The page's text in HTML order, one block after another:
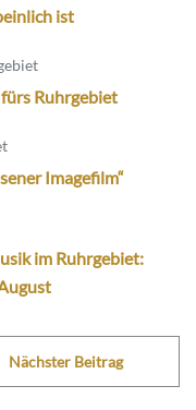
ist
Ruhrgebiet
Imagefilm“
im Ruhrgebiet:
Nächster Beitrag